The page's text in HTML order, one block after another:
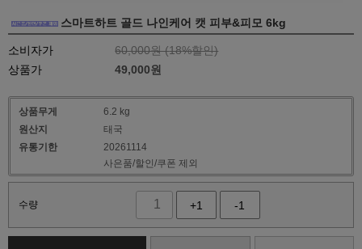
스마트하트 골드 나인케어 캣 피부&피모 6kg
소비자가 60,000원 (18%할인)
상품가
49,000원
상품무게
6.2 kg
원산지
태국
유통기한
20261114
사은품/할인/쿠폰 제외
수량 +1 -1